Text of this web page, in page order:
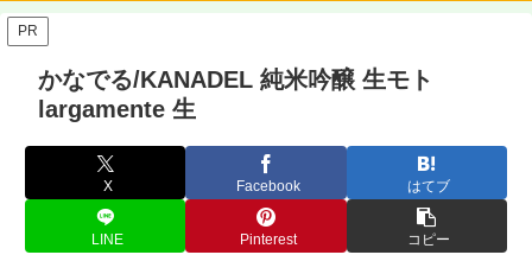
PR
かなでる/KANADEL 純米吟醸 生モト
largamente 生
X Facebook はてブ
LINE Pinterest コピー